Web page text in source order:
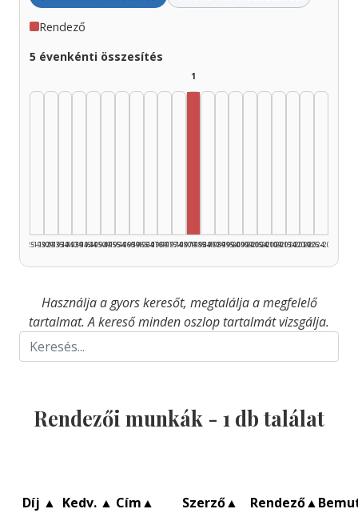
Rendező
5 évenkénti összesítés
1925–1929
1930–1934
1935–1939
1940–1944
1945–1949
1950–1954
1955–1959
1960–1964
1965–1969
1970–1974
1975–1979
1
1980–1984
1985–1989
1990–1994
1995–1999
2000–2004
2005–2009
2010–2014
2015–2019
2020–2024
2025–2026
Használja a gyors keresőt, megtalálja a megfelelő
tartalmat. A kereső minden oszlop tartalmát vizsgálja.
Rendezői munkák - 1 db találat
Díj ▲ Kedv. ▲ Cím▲ Szerző▲ Rendező▲